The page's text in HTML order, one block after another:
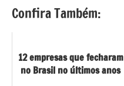
Confira Também:
12 empresas que fecharam
no Brasil no últimos anos